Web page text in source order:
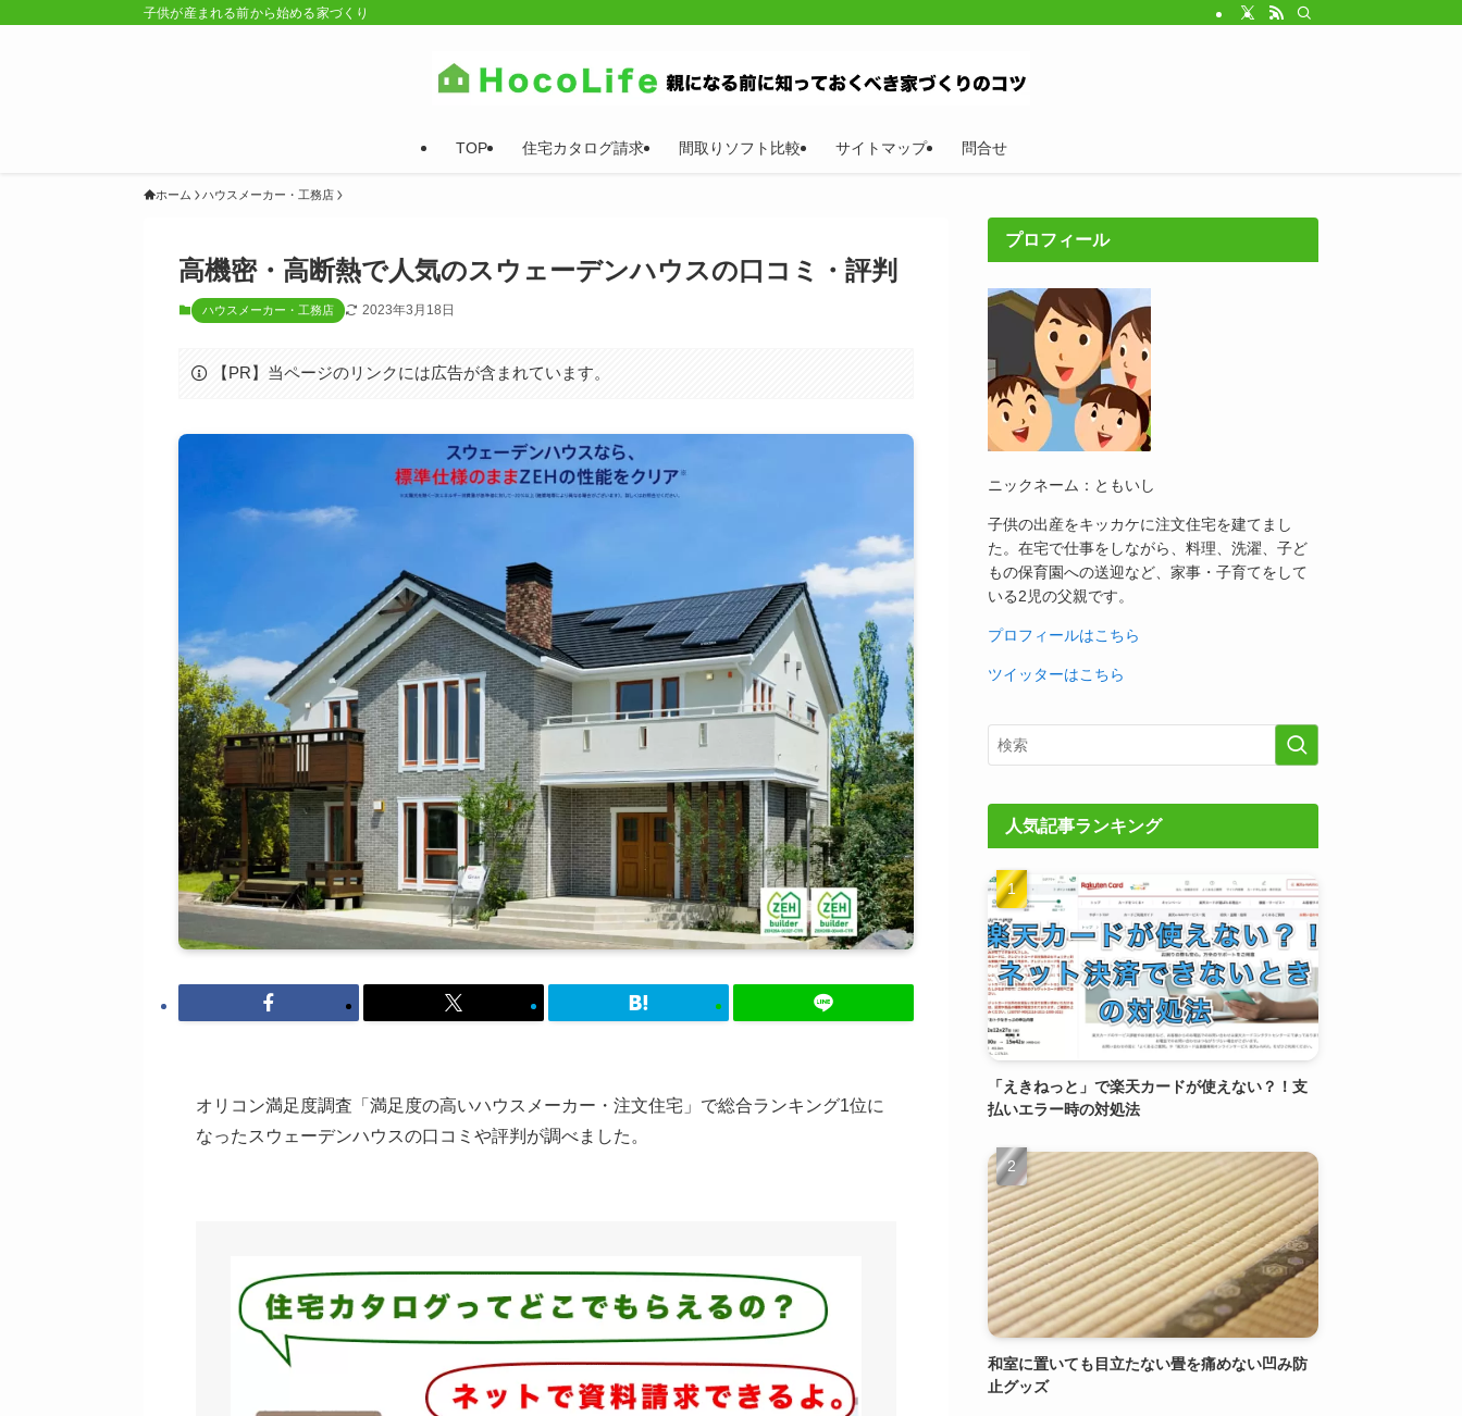
子供が産まれる前から始める家づくり
TOP 住宅カタログ請求 間取りソフト比較 サイトマップ 問合せ
ホーム ハウスメーカー・工務店
高機密・高断熱で人気のスウェーデンハウスの口コミ・評判
ハウスメーカー・工務店 2023年3月18日
【PR】当ページのリンクには広告が含まれています。
オリコン満足度調査「満足度の高いハウスメーカー・注文住宅」で総合ランキング1位に
なったスウェーデンハウスの口コミや評判が調べました。
プロフィール
ニックネーム：ともいし
子供の出産をキッカケに注文住宅を建てまし
た。在宅で仕事をしながら、料理、洗濯、子ど
もの保育園への送迎など、家事・子育てをして
いる2児の父親です。
プロフィールはこちら
ツイッターはこちら
人気記事ランキング
「えきねっと」で楽天カードが使えない？！支
払いエラー時の対処法
和室に置いても目立たない畳を痛めない凹み防
止グッズ